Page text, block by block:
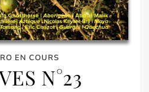
EN COURS
N°23